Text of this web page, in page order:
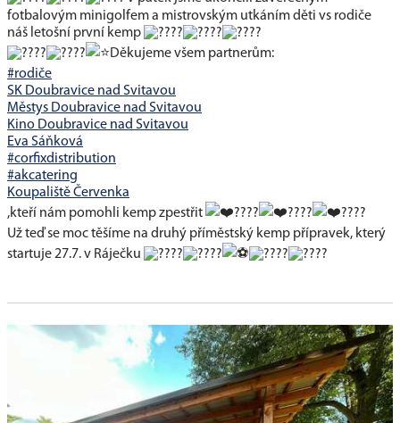
fotbalovým minigolfem a mistrovským utkáním děti vs rodiče
náš letošní první kemp
Děkujeme všem partnerům:
#rodiče
SK Doubravice nad Svitavou
Městys Doubravice nad Svitavou
Kino Doubravice nad Svitavou
Eva Sáňková
#corfixdistribution
#akcatering
Koupaliště Červenka
,kteří nám pomohli kemp zpestřit
Už teď se moc těšíme na druhý příměstský kemp přípravek, který
startuje 27.7. v Ráječku